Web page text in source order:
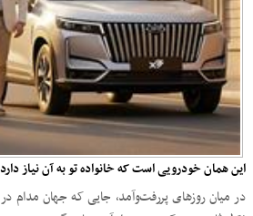
این همان خودرویی است که خانواده تو به آن نیاز دارد
در میان روزهای پررفت‌وآمد، جایی که جهان مدام